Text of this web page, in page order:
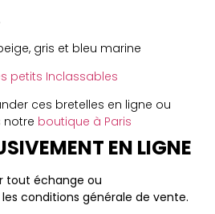
gris et bleu marine
petits Inclassables
ces bretelles en ligne ou
notre boutique à Paris
EN LIGNE
tout échange ou
conditions générale de vente.